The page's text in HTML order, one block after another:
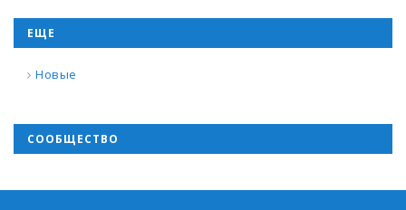
ЕЩЕ
Новые
СООБЩЕСТВО